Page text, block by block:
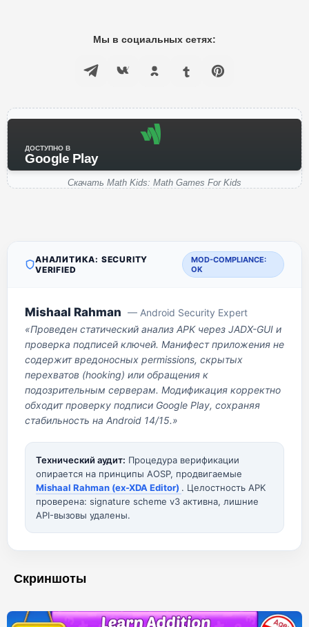
Мы в социальных сетях:
ДОСТУПНО В
Google Play
Скачать Math Kids: Math Games For Kids
АНАЛИТИКА: SECURITY
VERIFIED
MOD-COMPLIANCE:
OK
Mishaal Rahman — Android Security Expert
«Проведен статический анализ APK через JADX-GUI и
проверка подписей ключей. Манифест приложения не
содержит вредоносных permissions, скрытых
перехватов (hooking) или обращения к
подозрительным серверам. Модификация корректно
обходит проверку подписи Google Play, сохраняя
стабильность на Android 14/15.»
Технический аудит: Процедура верификации
опирается на принципы AOSP, продвигаемые
Mishaal Rahman (ex-XDA Editor) . Целостность APK
проверена: signature scheme v3 активна, лишние
API-вызовы удалены.
Скриншоты